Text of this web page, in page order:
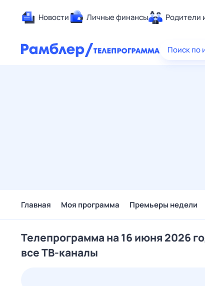
Новости Личные финансы Родители
Поиск по
Главная Моя программа Премьеры недели
Телепрограмма на 16 июня 2026
все ТВ-каналы